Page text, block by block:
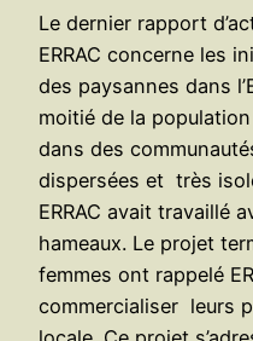
Le dernier rapport
ERRAC concerne les
des paysannes dans
moitié de la
dans des
dispersées et très
ERRAC avait travaillé
hameaux. Le projet
femmes ont rappelé
commercialiser leurs